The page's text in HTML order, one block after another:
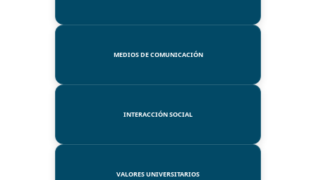
MEDIOS DE COMUNICACIÓN
INTERACCIÓN SOCIAL
VALORES UNIVERSITARIOS